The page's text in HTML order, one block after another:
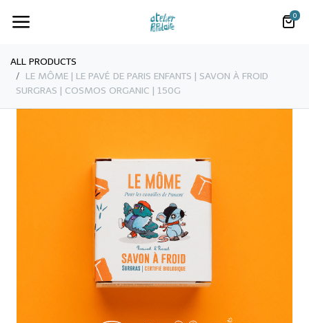
0
ALL PRODUCTS
LE MÔME | ​LE PAVÉ DE PARIS ENFANTS | SAVON À FROID
SURGRAS | COSMOS ORGANIC | 150G